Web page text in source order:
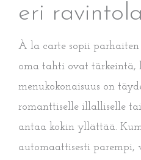
eri
À la carte sopii parhaiten
oma tahti ovat tärkeintä,
menukokonaisuus on
romanttiselle illalliselle
antaa kokin yllättää.
automaattisesti parempi,